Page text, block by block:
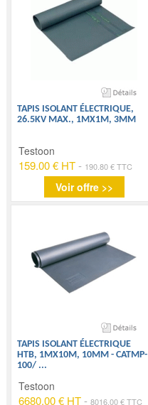
TAPIS ISOLANT ÉLECTRIQUE,
26.5KV MAX., 1MX1M, 3MM
Testoon
159.00 € HT - 190.80 € TTC
Voir offre >>
TAPIS ISOLANT ÉLECTRIQUE
HTB, 1MX10M, 10MM - CATMP-
100/ ...
Testoon
6680.00 € HT -8016.00 € TTC